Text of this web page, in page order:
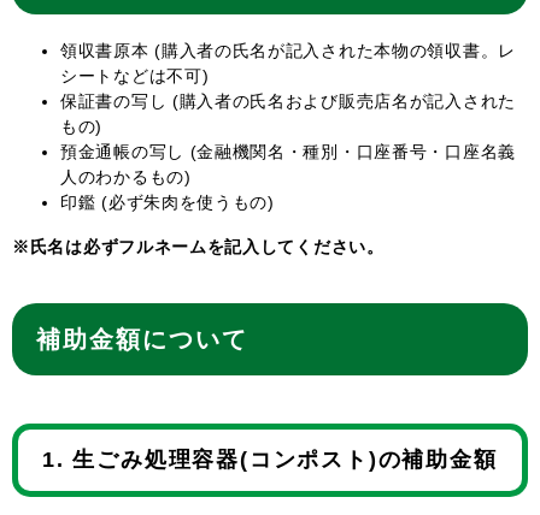
領収書原本 (購入者の氏名が記入された本物の領収書。レ
シートなどは不可)
保証書の写し (購入者の氏名および販売店名が記入された
もの)
預金通帳の写し (金融機関名・種別・口座番号・口座名義
人のわかるもの)
印鑑 (必ず朱肉を使うもの)
※氏名は必ずフルネームを記入してください。
補助金額について
1. 生ごみ処理容器(コンポスト)の補助金額